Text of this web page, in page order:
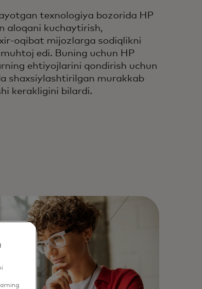
texnologiya bozorida HP
aloqani kuchaytirish,
oqibat mijozlarga sodiqlikni
edi. Buning uchun HP
ehtiyojlarini qondirish uchun
shaxsiylashtirilgan murakkab
kerakligini bilardi.